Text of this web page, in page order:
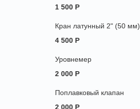
1 500 Р
Кран латунный 2" (50 мм)
4 500 Р
Уровнемер
2 000 Р
Поплавковый клапан
2 000 Р